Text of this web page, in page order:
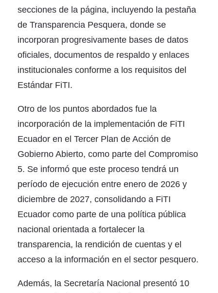
secciones de la página, incluyendo la pestaña
de Transparencia Pesquera, donde se
incorporan progresivamente bases de datos
oficiales, documentos de respaldo y enlaces
institucionales conforme a los requisitos del
Estándar FiTI.
Otro de los puntos abordados fue la
incorporación de la implementación de FiTI
Ecuador en el Tercer Plan de Acción de
Gobierno Abierto, como parte del Compromiso
5. Se informó que este proceso tendrá un
período de ejecución entre enero de 2026 y
diciembre de 2027, consolidando a FiTI
Ecuador como parte de una política pública
nacional orientada a fortalecer la
transparencia, la rendición de cuentas y el
acceso a la información en el sector pesquero.
Además, la Secretaría Nacional presentó 10